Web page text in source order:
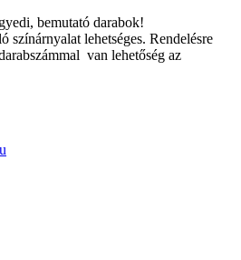
bemutató darabok!
színárnyalat lehetséges. Rendelésre
van lehetőség az